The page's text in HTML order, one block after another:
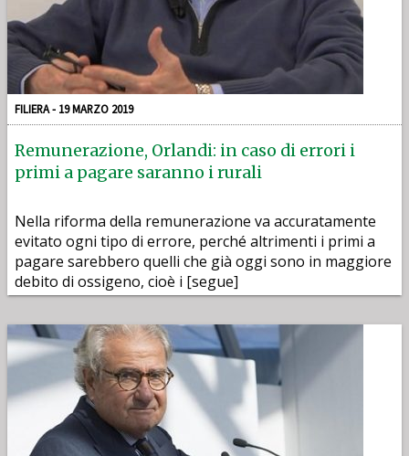
FILIERA - 19 MARZO 2019
Remunerazione, Orlandi: in caso di errori i
primi a pagare saranno i rurali
Nella riforma della remunerazione va accuratamente
evitato ogni tipo di errore, perché altrimenti i primi a
pagare sarebbero quelli che già oggi sono in maggiore
debito di ossigeno, cioè i [segue]